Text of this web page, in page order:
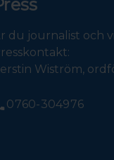
du journalist och
Wiström,
0760-304976